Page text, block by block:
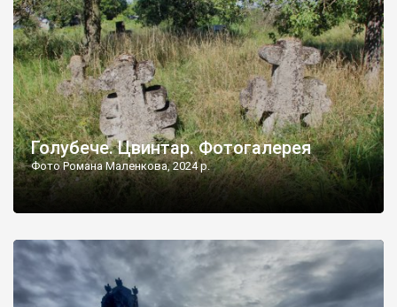
різноманітних форм хрестів. Село відносно невелике, […]
Голубече. Цвинтар. Фотогалерея
Фото Романа Маленкова, 2024 р.